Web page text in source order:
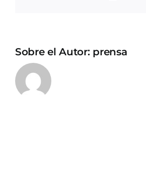
Sobre el Autor: prensa